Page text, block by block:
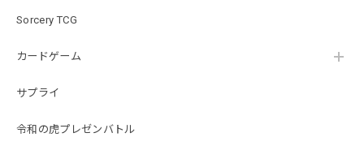
Sorcery TCG
カードゲーム
サプライ
令和の虎プレゼンバトル